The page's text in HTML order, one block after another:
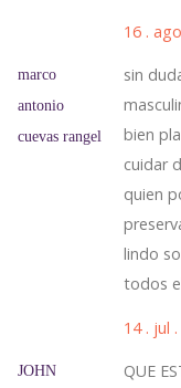
16 .
marco
antonio
cuevas rangel
sin
bien
cuidar
quien
lindo
todos
14 . jul
JOHN QUE